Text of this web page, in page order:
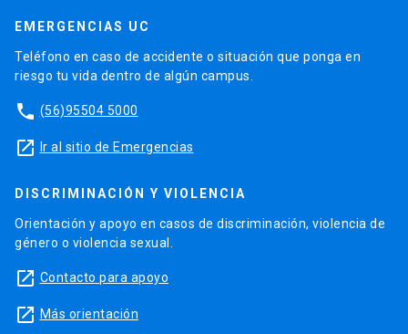
EMERGENCIAS UC
Teléfono en caso de accidente o situación que ponga en
riesgo tu vida dentro de algún campus.
phone (56)95504 5000
launch Ir al sitio de Emergencias
DISCRIMINACIÓN Y VIOLENCIA
Orientación y apoyo en casos de discriminación, violencia de
género o violencia sexual.
launch Contacto para apoyo
launch Más orientación